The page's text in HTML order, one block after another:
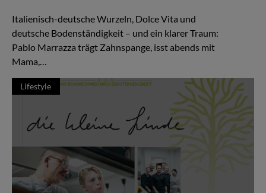
Italienisch-deutsche Wurzeln, Dolce Vita und
deutsche Bodenständigkeit – und ein klarer Traum:
Pablo Marrazza trägt Zahnspange, isst abends mit
Mama,…
Lifestyle